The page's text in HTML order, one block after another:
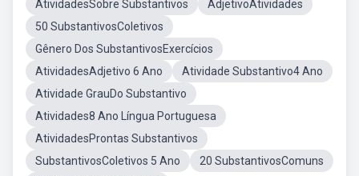
AtividadesSobre Substantivos
AdjetivoAtividades
50 SubstantivosColetivos
Gênero Dos SubstantivosExercícios
AtividadesAdjetivo 6 Ano
Atividade Substantivo4 Ano
Atividade GrauDo Substantivo
Atividades8 Ano Língua Portuguesa
AtividadesProntas Substantivos
SubstantivosColetivos 5 Ano
20 SubstantivosComuns